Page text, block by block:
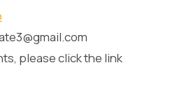
please click the link